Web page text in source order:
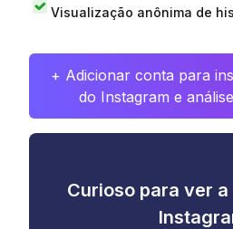
Visualização anônima de
+ Adicionar conta para
do Instagram e
Curioso para ver